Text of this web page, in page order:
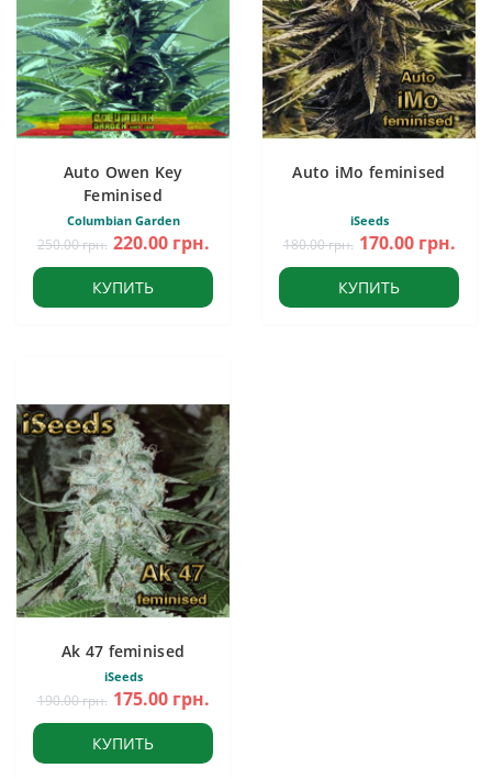
Auto Owen Key
Feminised
Columbian Garden
250.00 грн. 220.00 грн.
КУПИТЬ
Auto iMo feminised
iSeeds
180.00 грн. 170.00 грн.
КУПИТЬ
Ak 47 feminised
iSeeds
190.00 грн. 175.00 грн.
КУПИТЬ